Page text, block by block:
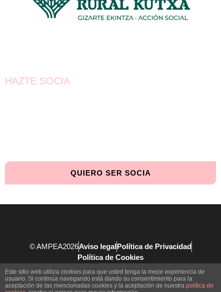
HAZTE SOCIA
QUIERO SER SOCIA
© AMPEA2026Aviso legalPolítica de Privacidad
Política de Cookies
Este sitio web utiliza cookies para que usted tenga la mejor experiencia de
usuario. Si continúa navegando está dando su consentimiento para la
aceptación de las mencionadas cookies y la aceptación de nuestra política de